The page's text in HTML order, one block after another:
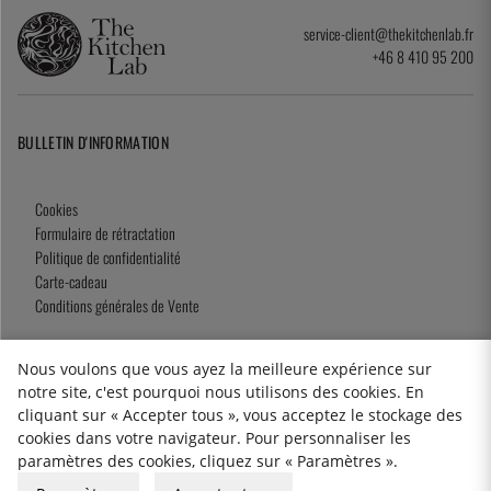
service-client@thekitchenlab.fr
+46 8 410 95 200
BULLETIN D'INFORMATION
Cookies
Formulaire de rétractation
Politique de confidentialité
Carte-cadeau
Conditions générales de Vente
2026 KitchenLab AB
Nous voulons que vous ayez la meilleure expérience sur
notre site, c'est pourquoi nous utilisons des cookies. En
cliquant sur « Accepter tous », vous acceptez le stockage des
cookies dans votre navigateur. Pour personnaliser les
paramètres des cookies, cliquez sur « Paramètres ».